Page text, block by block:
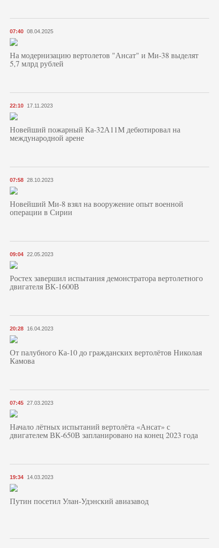
07:40 08.04.2025
На модернизацию вертолетов "Ансат" и Ми-38 выделят
5,7 млрд рублей
22:10 17.11.2023
Новейший пожарный Ка-32А11М дебютировал на
международной арене
07:58 28.10.2023
Новейший Ми-8 взял на вооружение опыт военной
операции в Сирии
09:04 22.05.2023
Ростех завершил испытания демонстратора вертолетного
двигателя ВК-1600В
20:28 16.04.2023
От палубного Ка-10 до гражданских вертолётов Николая
Камова
07:45 27.03.2023
Начало лётных испытаний вертолёта «Ансат» с
двигателем ВК-650В запланировано на конец 2023 года
19:34 14.03.2023
Путин посетил Улан-Удэнский авиазавод